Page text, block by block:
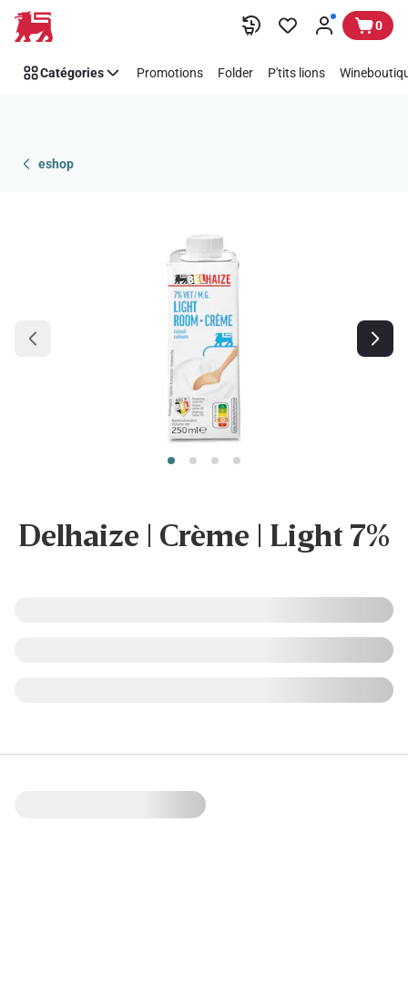
Passer 0
Catégories Promotions Folder P'tits lions
eshop
Delhaize | Crème | Light 7%